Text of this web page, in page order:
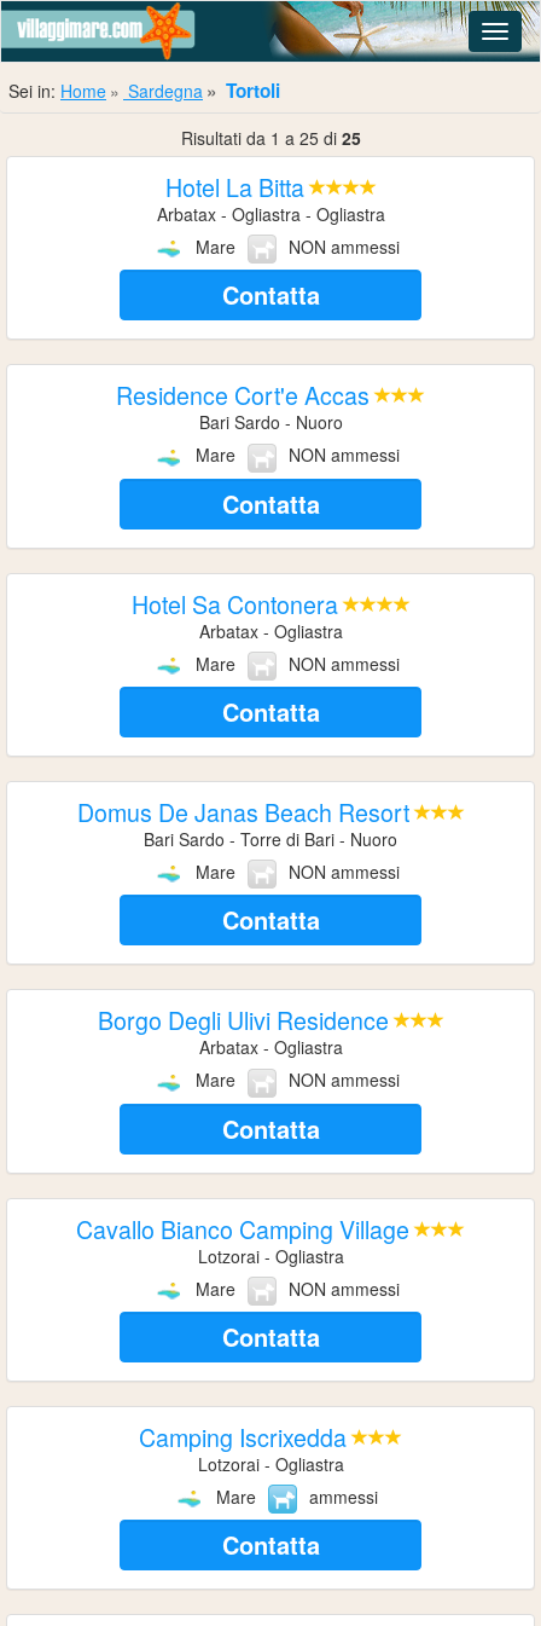
Sei in: Home Sardegna Tortoli
Risultati da 1 a 25 di 25
Hotel La Bitta
Arbatax - Ogliastra - Ogliastra
Mare
NON ammessi
Contatta
Residence Cort'e Accas
Bari Sardo - Nuoro
Mare
NON ammessi
Contatta
Hotel Sa Contonera
Arbatax - Ogliastra
Mare
NON ammessi
Contatta
Domus De Janas Beach Resort
Bari Sardo - Torre di Bari - Nuoro
Mare
NON ammessi
Contatta
Borgo Degli Ulivi Residence
Arbatax - Ogliastra
Mare
NON ammessi
Contatta
Cavallo Bianco Camping Village
Lotzorai - Ogliastra
Mare
NON ammessi
Contatta
Camping Iscrixedda
Lotzorai - Ogliastra
Mare
ammessi
Contatta